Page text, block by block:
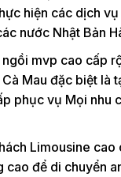
hiện các dịch
nước Nhật Bản
mvp cao cấp
Mau đặc biệt
phục vụ Mọi nhu
Limousine
để di chuyển